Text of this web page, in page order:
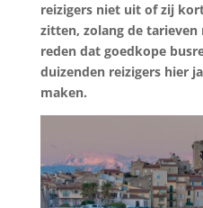
reizigers niet uit of zij
zitten, zolang de tarieven
reden dat goedkope
duizenden reizigers hier
maken.